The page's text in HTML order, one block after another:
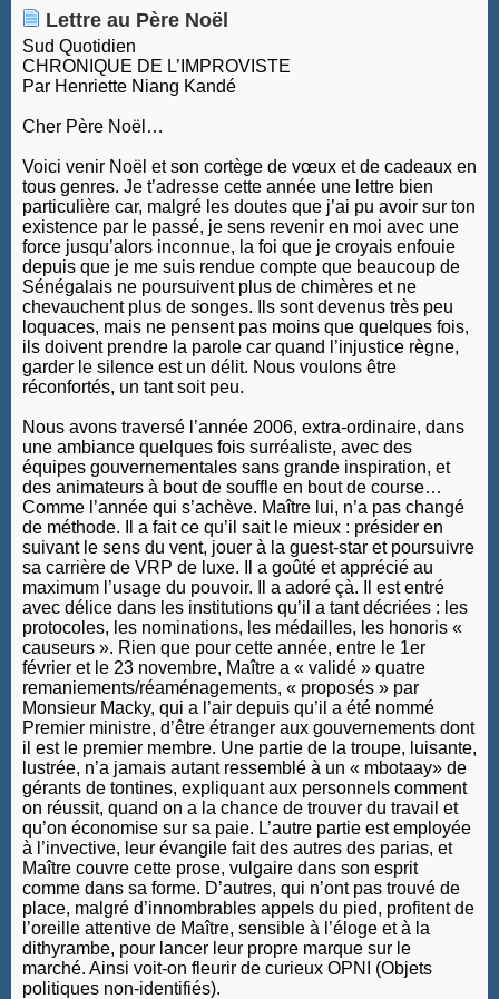
Lettre au Père Noël
Sud Quotidien
CHRONIQUE DE L’IMPROVISTE
Par Henriette Niang Kandé
Cher Père Noël…
Voici venir Noël et son cortège de vœux et de cadeaux en
tous genres. Je t’adresse cette année une lettre bien
particulière car, malgré les doutes que j’ai pu avoir sur ton
existence par le passé, je sens revenir en moi avec une
force jusqu’alors inconnue, la foi que je croyais enfouie
depuis que je me suis rendue compte que beaucoup de
Sénégalais ne poursuivent plus de chimères et ne
chevauchent plus de songes. Ils sont devenus très peu
loquaces, mais ne pensent pas moins que quelques fois,
ils doivent prendre la parole car quand l’injustice règne,
garder le silence est un délit. Nous voulons être
réconfortés, un tant soit peu.
Nous avons traversé l’année 2006, extra-ordinaire, dans
une ambiance quelques fois surréaliste, avec des
équipes gouvernementales sans grande inspiration, et
des animateurs à bout de souffle en bout de course…
Comme l’année qui s’achève. Maître lui, n’a pas changé
de méthode. Il a fait ce qu’il sait le mieux : présider en
suivant le sens du vent, jouer à la guest-star et poursuivre
sa carrière de VRP de luxe. Il a goûté et apprécié au
maximum l’usage du pouvoir. Il a adoré çà. Il est entré
avec délice dans les institutions qu’il a tant décriées : les
protocoles, les nominations, les médailles, les honoris «
causeurs ». Rien que pour cette année, entre le 1er
février et le 23 novembre, Maître a « validé » quatre
remaniements/réaménagements, « proposés » par
Monsieur Macky, qui a l’air depuis qu’il a été nommé
Premier ministre, d’être étranger aux gouvernements dont
il est le premier membre. Une partie de la troupe, luisante,
lustrée, n’a jamais autant ressemblé à un « mbotaay» de
gérants de tontines, expliquant aux personnels comment
on réussit, quand on a la chance de trouver du travail et
qu’on économise sur sa paie. L’autre partie est employée
à l’invective, leur évangile fait des autres des parias, et
Maître couvre cette prose, vulgaire dans son esprit
comme dans sa forme. D’autres, qui n’ont pas trouvé de
place, malgré d’innombrables appels du pied, profitent de
l’oreille attentive de Maître, sensible à l’éloge et à la
dithyrambe, pour lancer leur propre marque sur le
marché. Ainsi voit-on fleurir de curieux OPNI (Objets
politiques non-identifiés).